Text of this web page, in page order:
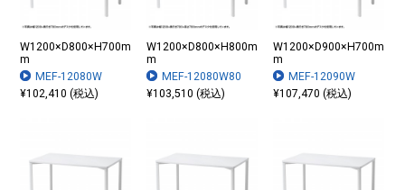
W1200×D800×H700m
m
MEF-12080W
¥102,410 (税込)
W1200×D800×H800m
m
MEF-12080W80
¥103,510 (税込)
W1200×D900×H700m
m
MEF-12090W
¥107,470 (税込)